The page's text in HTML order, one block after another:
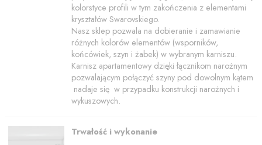
kolorstyce profili w tym zakończenia z elementami
kryształów Swarovskiego.
Nasz sklep pozwala na dobieranie i zamawianie
różnych kolorów elementów (wsporników,
końcówiek, szyn i żabek) w wybranym karniszu.
Karnisz apartamentowy dzięki łącznikom narożnym
pozwalającym połączyć szyny pod dowolnym kątem
nadaje się w przypadku konstrukcji narożnych i
wykuszowych.
Trwałość i wykonanie